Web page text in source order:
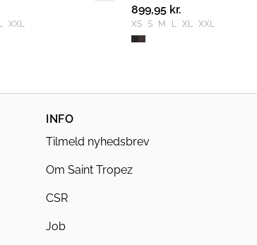
XXL
899,95 kr.
XS S M L XL XXL
INFO
Tilmeld nyhedsbrev
Om Saint Tropez
CSR
Job